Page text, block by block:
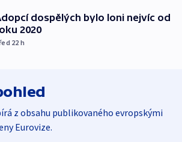
dospělých bylo loni nejvíc od
2020
22 h
z obsahu publikovaného evropskými
Eurovize.